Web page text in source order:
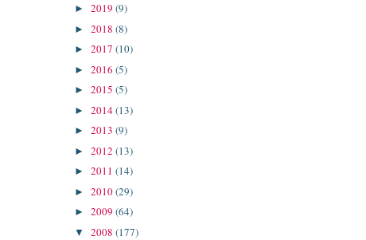
► 2019 (9)
► 2018 (8)
► 2017 (10)
► 2016 (5)
► 2015 (5)
► 2014(13)
► 2013 (9)
► 2012 (13)
► 2011 (14)
► 2010(29)
► 2009 (64)
▼ 2008 (177)